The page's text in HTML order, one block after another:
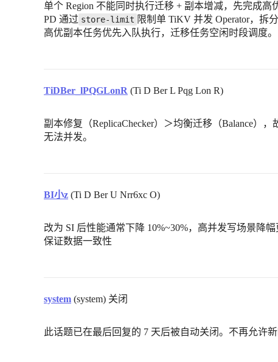
单个 Region 不能同时执行迁移 + 副本增减，先完成高
PD 通过 store-limit 限制单 TiKV 并发 Operator，拆
高优副本任务优先入队执行，迁移任务空闲时段调度。
TiDBer_lPQGLonR (Ti D Ber L Pqg Lon R)
副本修复（ReplicaChecker）＞均衡迁移（Balance）
无法并发。
BI小z (Ti D Ber U Nrr6xc O)
改为 SI 后性能通常下降 10%~30%，高并发写场景降
保证数据一致性
system (system) 关闭
此话题已在最后回复的 7 天后被自动关闭。不再允许新